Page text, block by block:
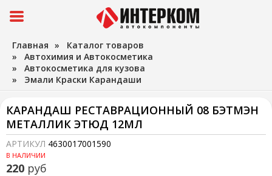
Главная » Каталог товаров
» Автохимия и Автокосметика
» Автокосметика для кузова
» Эмали Краски Карандаши
КАРАНДАШ РЕСТАВРАЦИОННЫЙ 08 БЭТМЭН
МЕТАЛЛИК ЭТЮД 12МЛ
АРТИКУЛ 4630017001590
В НАЛИЧИИ
220 руб